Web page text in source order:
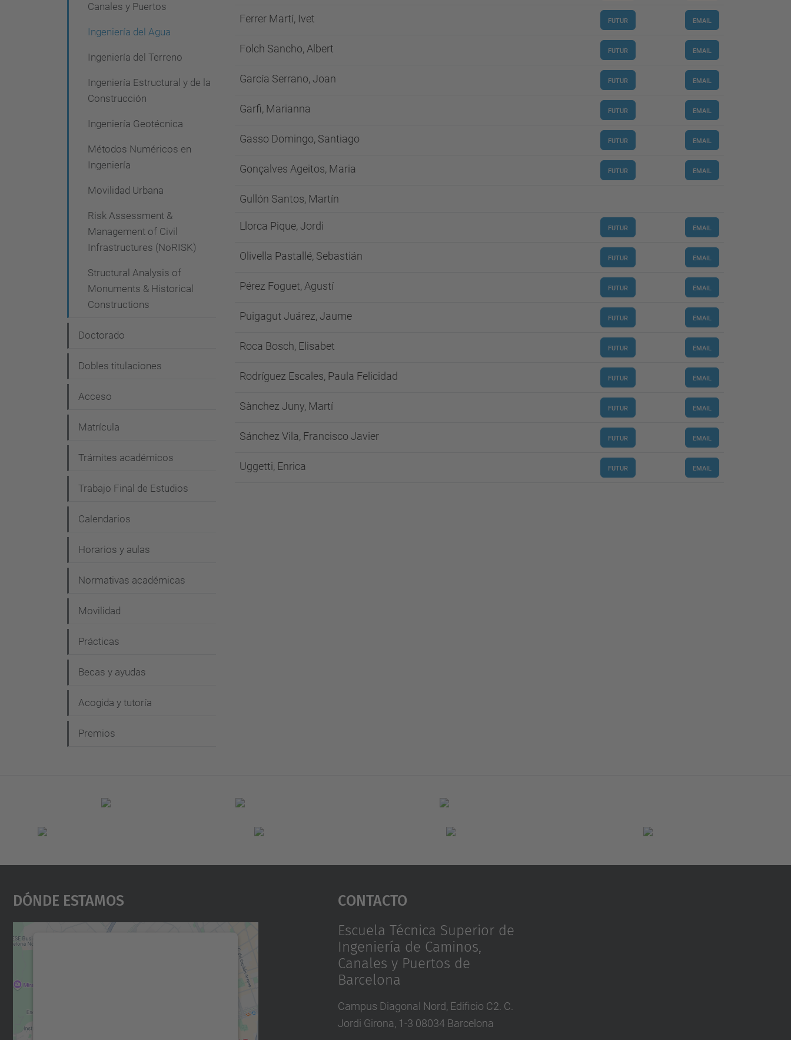
Ferrer Martí, Ivet FUTUR EMAIL
Folch Sancho, Albert FUTUR EMAIL
García Serrano, Joan FUTUR EMAIL
Garfi, Marianna FUTUR EMAIL
Gasso Domingo, Santiago FUTUR EMAIL
Gonçalves Ageitos, Maria FUTUR EMAIL
Gullón Santos, Martín
Llorca Pique, Jordi FUTUR EMAIL
Olivella Pastallé, Sebastián FUTUR EMAIL
Pérez Foguet, Agustí FUTUR EMAIL
Puigagut Juárez, Jaume FUTUR EMAIL
Roca Bosch, Elisabet FUTUR EMAIL
Rodríguez Escales, Paula Felicidad FUTUR EMAIL
Sànchez Juny, Martí FUTUR EMAIL
Sánchez Vila, Francisco Javier FUTUR EMAIL
Uggetti, Enrica FUTUR EMAIL
Canales y Puertos
Ingeniería del Agua
Ingeniería del Terreno
Ingeniería Estructural y de la
Construcción
Ingeniería Geotécnica
Métodos Numéricos en
Ingeniería
Movilidad Urbana
Risk Assessment &
Management of Civil
Infrastructures (NoRISK)
Structural Analysis of
Monuments & Historical
Constructions
Doctorado
Dobles titulaciones
Acceso
Matrícula
Trámites académicos
Trabajo Final de Estudios
Calendarios
Horarios y aulas
Normativas académicas
Movilidad
Prácticas
Becas y ayudas
Acogida y tutoría
Premios
Dónde Estamos Contacto
Escuela Técnica Superior de
Ingeniería de Caminos,
Canales y Puertos de
Barcelona
Campus Diagonal Nord, Edificio C2. C.
Jordi Girona, 1-3 08034 Barcelona